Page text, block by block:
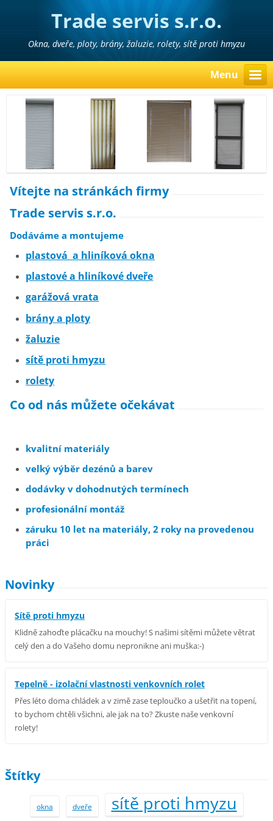
Trade servis s.r.o.
Okna, dveře, ploty, brány, žaluzie, rolety, sítě proti hmyzu
Menu
Vítejte na stránkách firmy
Trade servis s.r.o.
Dodáváme a montujeme
plastová a hliníková okna
plastové a hliníkové dveře
garážová vrata
brány a ploty
žaluzie
sítě proti hmyzu
rolety
Co od nás můžete očekávat
kvalitní materiály
velký výběr dezénů a barev
dodávky v dohodnutých termínech
profesionální montáž
záruku 10 let na materiály, 2 roky na provedenou
práci
Novinky
Sítě proti hmyzu
Klidně zahoďte plácačku na mouchy! S našimi sítěmi můžete větrat
celý den a do Vašeho domu nepronikne ani muška:-)
Tepelně - izolační vlastnosti venkovních rolet
Přes léto doma chládek a v zimě zase teploučko a ušetřit na topení,
to bychom chtěli všichni, ale jak na to? Zkuste naše venkovní
rolety!
Štítky
okna dveře
sítě proti hmyzu